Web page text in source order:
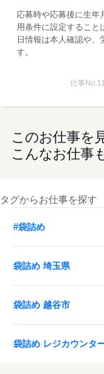
※青果や水産、総菜
食材を扱う部門で
レジ・グロサリー
応募時や応募後に生年
用条件に設定すること
日情報は本人確認や、
す。
仕事No.
このお仕事を
こんなお仕事
タグからお仕事を探す
#袋詰め
袋詰め 埼玉県
袋詰め 越谷市
袋詰め レジカウンタ